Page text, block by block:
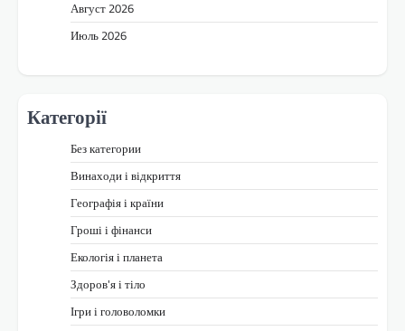
Август 2026
Июль 2026
Категорії
Без категории
Винаходи і відкриття
Географія і країни
Гроші і фінанси
Екологія і планета
Здоров'я і тіло
Ігри і головоломки